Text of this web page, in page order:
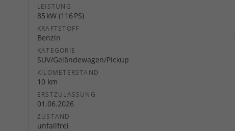
LEISTUNG
85 kW (116 PS)
KRAFTSTOFF
Benzin
KATEGORIE
SUV/Geländewagen/Pickup
KILOMETERSTAND
10 km
ERSTZULASSUNG
01.06.2026
ZUSTAND
unfallfrei